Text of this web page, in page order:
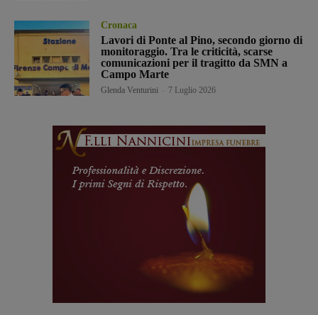
Cronaca
Lavori di Ponte al Pino, secondo giorno di
monitoraggio. Tra le criticità, scarse
comunicazioni per il tragitto da SMN a
Campo Marte
Glenda Venturini 7 Luglio 2026